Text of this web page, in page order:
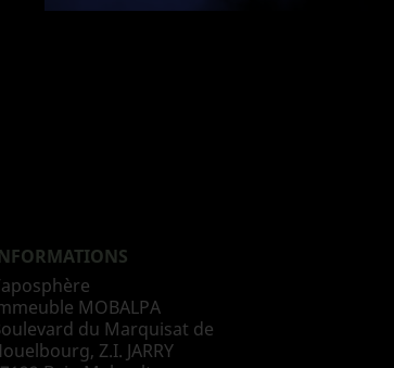
MOBALPA
du Marquisat de
Z.I. JARRY